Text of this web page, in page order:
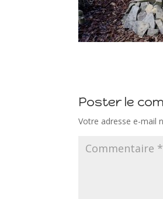
Poster le
Votre adresse e-mail